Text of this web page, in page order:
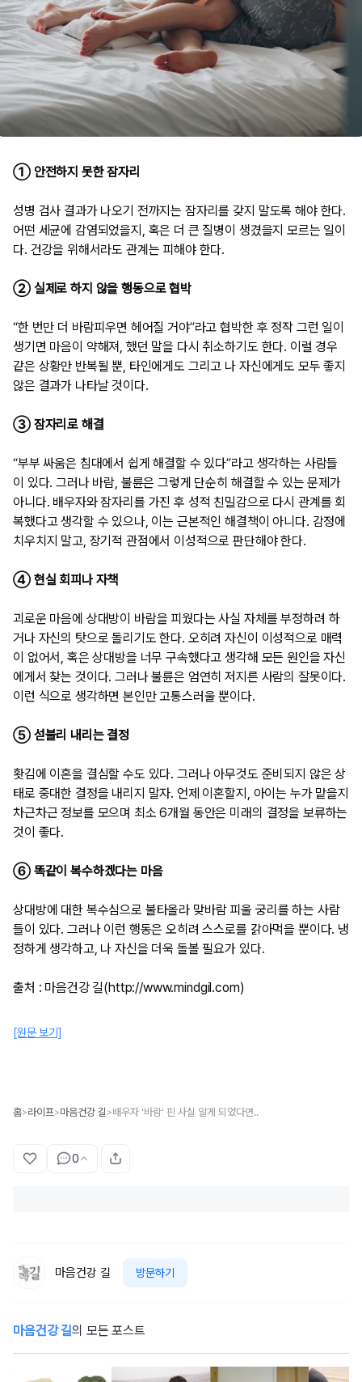
① 안전하지 못한 잠자리
성병 검사 결과가 나오기 전까지는 잠자리를 갖지 말도록 해야 한다.
어떤 세균에 감염되었을지, 혹은 더 큰 질병이 생겼을지 모르는 일이
다. 건강을 위해서라도 관계는 피해야 한다.
② 실제로 하지 않을 행동으로 협박
“한 번만 더 바람피우면 헤어질 거야”라고 협박한 후 정작 그런 일이
생기면 마음이 약해져, 했던 말을 다시 취소하기도 한다. 이럴 경우
같은 상황만 반복될 뿐, 타인에게도 그리고 나 자신에게도 모두 좋지
않은 결과가 나타날 것이다.
③ 잠자리로 해결
“부부 싸움은 침대에서 쉽게 해결할 수 있다”라고 생각하는 사람들
이 있다. 그러나 바람, 불륜은 그렇게 단순히 해결할 수 있는 문제가
아니다. 배우자와 잠자리를 가진 후 성적 친밀감으로 다시 관계를 회
복했다고 생각할 수 있으나, 이는 근본적인 해결책이 아니다. 감정에
치우치지 말고, 장기적 관점에서 이성적으로 판단해야 한다.
④ 현실 회피나 자책
괴로운 마음에 상대방이 바람을 피웠다는 사실 자체를 부정하려 하
거나 자신의 탓으로 돌리기도 한다. 오히려 자신이 이성적으로 매력
이 없어서, 혹은 상대방을 너무 구속했다고 생각해 모든 원인을 자신
에게서 찾는 것이다. 그러나 불륜은 엄연히 저지른 사람의 잘못이다.
이런 식으로 생각하면 본인만 고통스러울 뿐이다.
⑤ 섣불리 내리는 결정
홧김에 이혼을 결심할 수도 있다. 그러나 아무것도 준비되지 않은 상
태로 중대한 결정을 내리지 말자. 언제 이혼할지, 아이는 누가 맡을지
차근차근 정보를 모으며 최소 6개월 동안은 미래의 결정을 보류하는
것이 좋다.
⑥ 똑같이 복수하겠다는 마음
상대방에 대한 복수심으로 불타올라 맞바람 피울 궁리를 하는 사람
들이 있다. 그러나 이런 행동은 오히려 스스로를 갉아먹을 뿐이다. 냉
정하게 생각하고, 나 자신을 더욱 돌볼 필요가 있다.
출처 : 마음건강 길(http://www.mindgil.com)​
[원문 보기]
홈>라이프>마음건강 길 >배우자 '바람' 핀 사실 알게 되었다면..
0
마음건강 길 방문하기
마음건강 길의 모든 포스트